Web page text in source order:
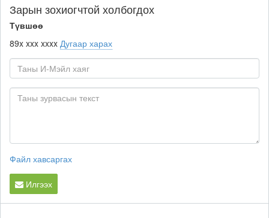
Зарын зохиогчтой холбогдох
Түвшөө
89x xxx xxxx Дугаар харах
Файл хавсаргах
Илгээх